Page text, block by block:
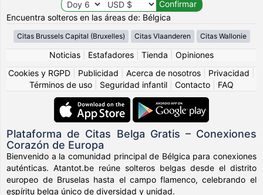
Encuentra solteros en las áreas de: Bélgica
Citas Brussels Capital (Bruxelles) Citas Vlaanderen Citas Wallonie
Noticias Estafadores Tienda
Opiniones
Cookies y RGPD
Publicidad Acerca de nosotros Privacidad
Términos de uso
Seguridad infantil Contacto FAQ
Plataforma de Citas Belga Gratis – Conexiones
Corazón de Europa
Bienvenido a la comunidad principal de Bélgica para conexiones
auténticas. Atantot.be reúne solteros belgas desde el distrito
europeo de Bruselas hasta el campo flamenco, celebrando el
espíritu belga único de diversidad y unidad.